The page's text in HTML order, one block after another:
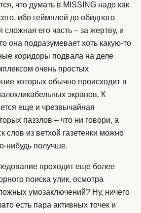
что думать в MISSING надо как
ибо геймплей до обидного
его часть – за жертву, и
она подразумевает хоть какую-то
коридоры подвала на деле
очень простых
которых обычно происходит в
экранов. К
еще и чрезвычайная
паззлов – что ни говори, а
слов из ветхой газетенки можно
нибудь получше.
проходит еще более
поиска улик, осмотра
умозаключений? Ну, ничего
есть пара активных точек и